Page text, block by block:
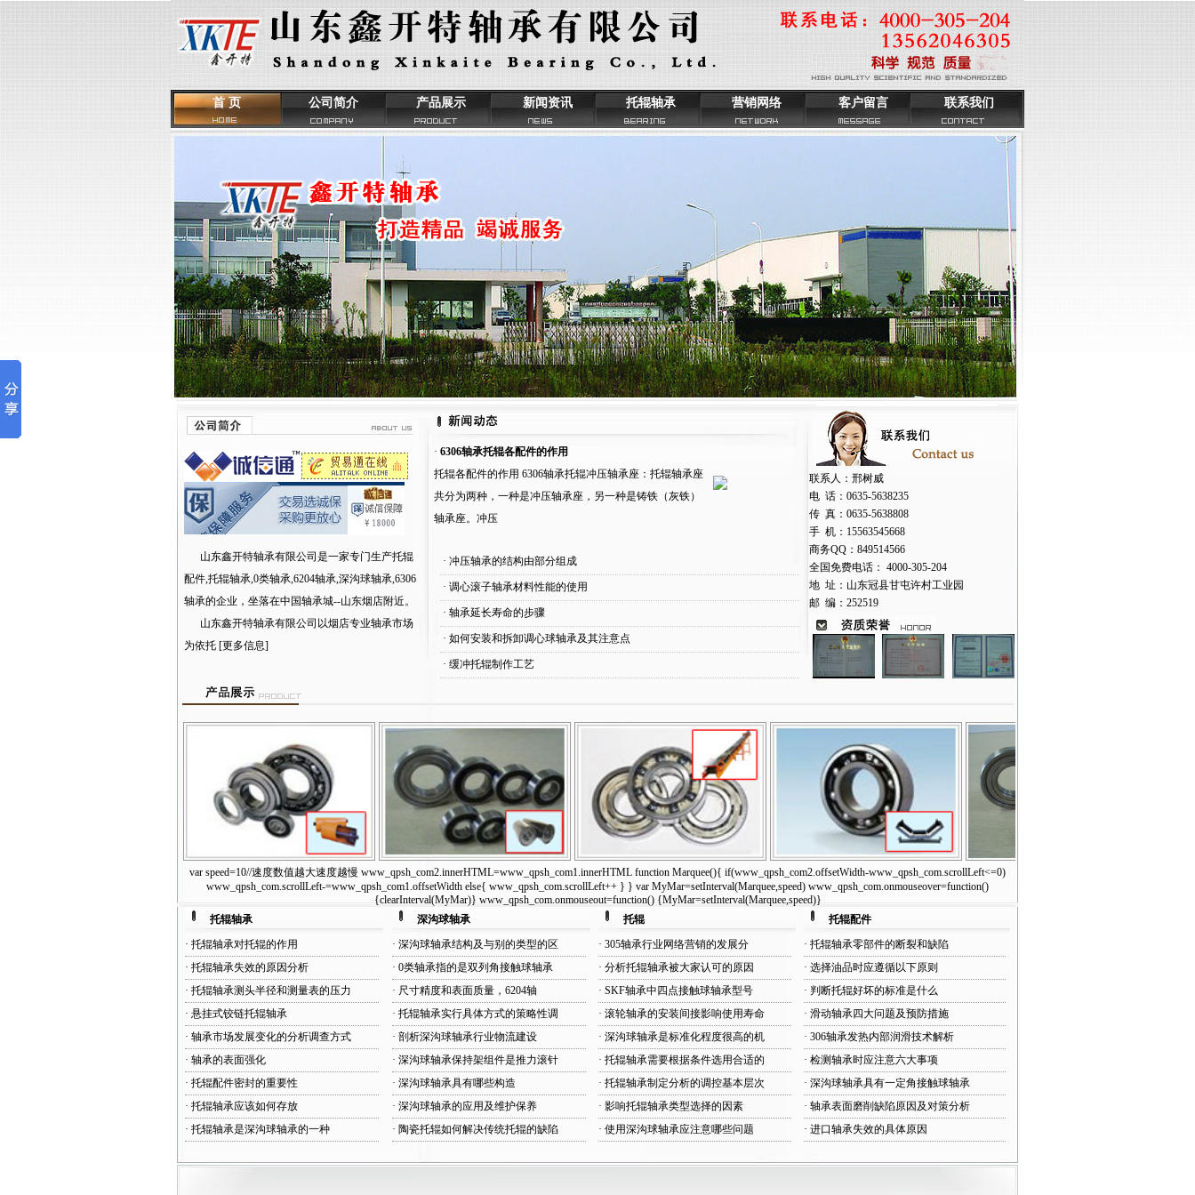
首 页 公司简介 产品展示 新闻资讯 托辊轴承 营销网络 客户留言 联系我们
联系人：邢树威
电 话：0635-5638235
传 真：0635-5638808
手 机：15563545668
商务QQ：849514566
全国免费电话： 4000-305-204
地 址：山东冠县甘屯许村工业园
邮 编：252519
山东鑫开特轴承有限公司是一家专门生产托辊
配件,托辊轴承,0类轴承,6204轴承,深沟球轴承,6306
轴承的企业，坐落在中国轴承城--山东烟店附近。
山东鑫开特轴承有限公司以烟店专业轴承市场
为依托 [更多信息]
· 6306轴承托辊各配件的作用
托辊各配件的作用 6306轴承托辊冲压轴承座：托辊轴承座
共分为两种，一种是冲压轴承座，另一种是铸铁（灰铁）
轴承座。冲压
· 冲压轴承的结构由部分组成
· 调心滚子轴承材料性能的使用
· 轴承延长寿命的步骤
· 如何安装和拆卸调心球轴承及其注意点
· 缓冲托辊制作工艺
单密封托辊轴承 双密封托辊轴承 KA或TN尼龙保持器轴承 开式托辊轴承
var speed=10//速度数值越大速度越慢 www_qpsh_com2.innerHTML=www_qpsh_com1.innerHTML function Marquee(){ if(www_qpsh_com2.offsetWidth-www_qpsh_com.scrollLeft<=0)
www_qpsh_com.scrollLeft-=www_qpsh_com1.offsetWidth else{ www_qpsh_com.scrollLeft++ } } var MyMar=setInterval(Marquee,speed) www_qpsh_com.onmouseover=function()
{clearInterval(MyMar)} www_qpsh_com.onmouseout=function() {MyMar=setInterval(Marquee,speed)}
托辊轴承
深沟球轴承 托辊
托辊配件
· 托辊轴承对托辊的作用
· 托辊轴承失效的原因分析
· 托辊轴承测头半径和测量表的压力
· 悬挂式铰链托辊轴承
· 轴承市场发展变化的分析调查方式
· 轴承的表面强化
· 托辊配件密封的重要性
· 托辊轴承应该如何存放
· 托辊轴承是深沟球轴承的一种
· 深沟球轴承结构及与别的类型的区
· 0类轴承指的是双列角接触球轴承
· 尺寸精度和表面质量，6204轴
· 托辊轴承实行具体方式的策略性调
· 剖析深沟球轴承行业物流建设
· 深沟球轴承保持架组件是推力滚针
· 深沟球轴承具有哪些构造
· 深沟球轴承的应用及维护保养
· 陶瓷托辊如何解决传统托辊的缺陷
· 305轴承行业网络营销的发展分
· 分析托辊轴承被大家认可的原因
· SKF轴承中四点接触球轴承型号
· 滚轮轴承的安装间接影响使用寿命
· 深沟球轴承是标准化程度很高的机
· 托辊轴承需要根据条件选用合适的
· 托辊轴承制定分析的调控基本层次
· 影响托辊轴承类型选择的因素
· 使用深沟球轴承应注意哪些问题
· 托辊轴承零部件的断裂和缺陷
· 选择油品时应遵循以下原则
· 判断托辊好坏的标准是什么
· 滑动轴承四大问题及预防措施
· 306轴承发热内部润滑技术解析
· 检测轴承时应注意六大事项
· 深沟球轴承具有一定角接触球轴承
· 轴承表面磨削缺陷原因及对策分析
· 进口轴承失效的具体原因